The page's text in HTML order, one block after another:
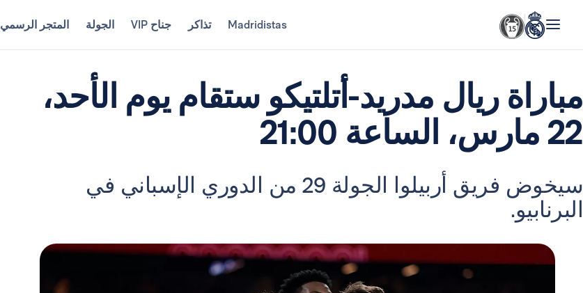
Madridistas تذاكر جناح VIP الجولة المتجر الرسمي
مباراة ريال مدريد-أتلتيكو ستقام يوم الأحد،
22 مارس، الساعة 21:00
سيخوض فريق أربيلوا الجولة 29 من الدوري الإسباني في
البرنابيو.